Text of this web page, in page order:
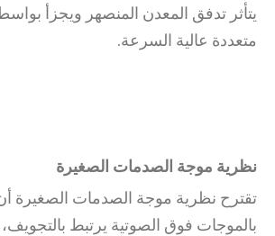
يتأثر تدفق المعدن المنصهر ويجزأ
متعددة عالية السرعة.
نظرية موجة الصدمات الصغيرة
تقترح نظرية موجة الصدمات الصغيرة أن
بالموجات فوق الصوتية يرتبط